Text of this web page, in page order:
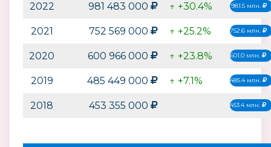
2022 981 483 000 ↑ +30.4% 981.5 млн.
2021 752 569 000 ↑ +25.2% 752.6 млн.
2020 600 966 000 ↑ +23.8% 601.0 млн.
2019 485 449 000 ↑ +7.1% 485.4 млн.
2018 453 355 000 453.4 млн.